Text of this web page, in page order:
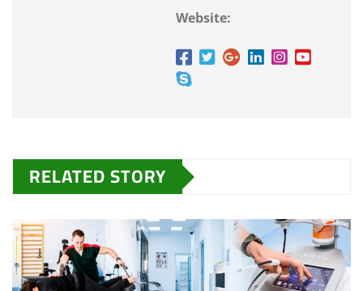
Website:
RELATED STORY